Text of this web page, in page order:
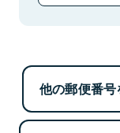
他の郵便番